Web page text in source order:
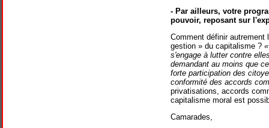
- Par ailleurs, votre
pouvoir, reposant sur
Comment définir autrement
gestion » du capitalisme ?
s'engage à lutter contre
demandant au moins que
forte participation des
conformité des accords
privatisations, accords
capitalisme moral est
Camarades,